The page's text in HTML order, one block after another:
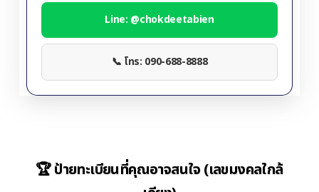
Line: @chokdeetabien
📞 โทร: 090-688-8888
🏆 ป้ายทะเบียนที่คุณอาจสนใจ (เลขมงคลใกล้